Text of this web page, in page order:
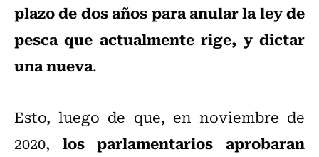
plazo de dos años para anular la ley de
pesca que actualmente rige, y dictar
una nueva.
Esto, luego de que, en noviembre de
2020, los parlamentarios aprobaran